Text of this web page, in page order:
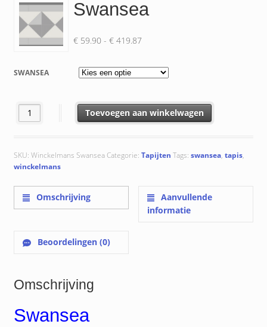
Swansea
€ 59.90 - € 419.87Prijsklasse:
tot
€ 419.87
SWANSEA
Swansea aantal Toevoegen aan winkelwagen
SKU: Winckelmans SwanseaCategorie: Tapijten Tags: swansea, tapis,
winckelmans
Omschrijving
Aanvullende
informatie
Beoordelingen (0)
Omschrijving
Swansea